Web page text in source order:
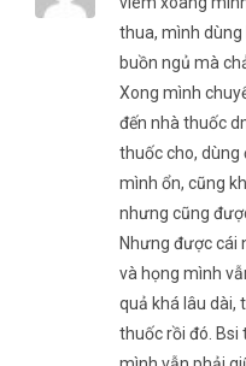
thua, mình
buồn ngủ mà
Xong mình
đến nhà thuốc
thuốc cho, dùng
mình ổn, cũng
nhưng cũng
Nhưng được cái
và họng mình
quả khá lâu dài,
thuốc rồi đó. Bsi